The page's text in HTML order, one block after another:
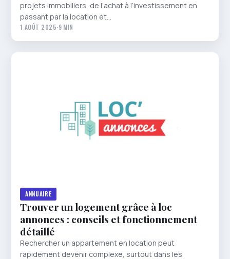
projets immobiliers, de l’achat à l’investissement en
passant par la location et…
1 AOÛT 2025·9 MIN
ANNUAIRE
Trouver un logement grâce à loc
annonces : conseils et fonctionnement
détaillé
Rechercher un appartement en location peut
rapidement devenir complexe, surtout dans les